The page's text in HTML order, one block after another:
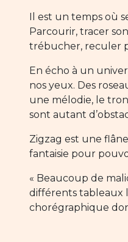
Il est un temps où
Parcourir, tracer
trébucher, reculer
En écho à un
nos yeux. Des
une mélodie, le
sont autant
Zigzag est une
fantaisie pour
« Beaucoup de
différents tableaux
chorégraphique